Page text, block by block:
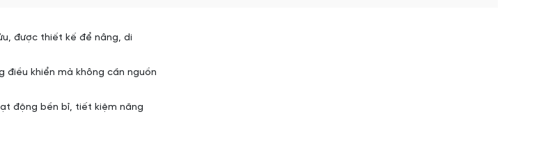
được thiết kế để nâng, di
điều khiển mà không cần nguồn
động bền bỉ, tiết kiệm năng